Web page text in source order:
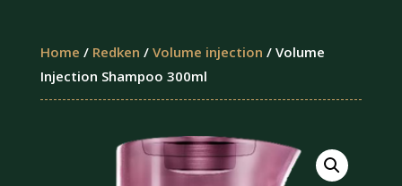
Home / Redken / Volume injection / Volume
Injection Shampoo 300ml